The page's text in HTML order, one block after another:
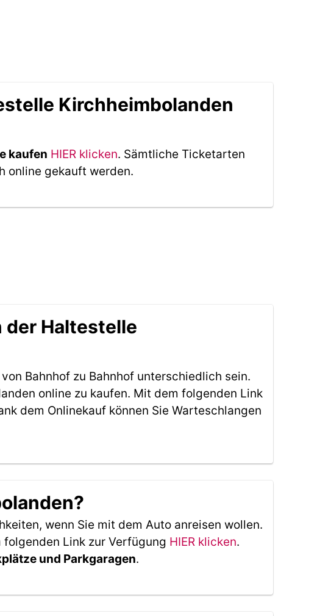
Kirchheimbolanden
kaufen HIER klicken. Sämtliche Ticketarten
online gekauft werden.
der Haltestelle
Bahnhof zu Bahnhof unterschiedlich sein.
online zu kaufen. Mit dem folgenden Link
dem Onlinekauf können Sie Warteschlangen
wenn Sie mit dem Auto anreisen wollen.
Link zur Verfügung HIER klicken.
und Parkgaragen.